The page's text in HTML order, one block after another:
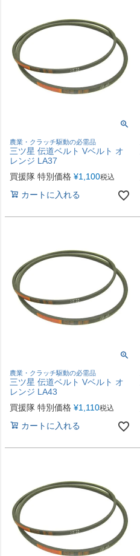
農業・クラッチ駆動の必需品
三ツ星 伝道ベルト Vベルト オ
レンジ LA37
買援隊 特別価格 ¥1,100税込
カートに入れる
農業・クラッチ駆動の必需品
三ツ星 伝道ベルト Vベルト オ
レンジ LA43
買援隊 特別価格 ¥1,110税込
カートに入れる